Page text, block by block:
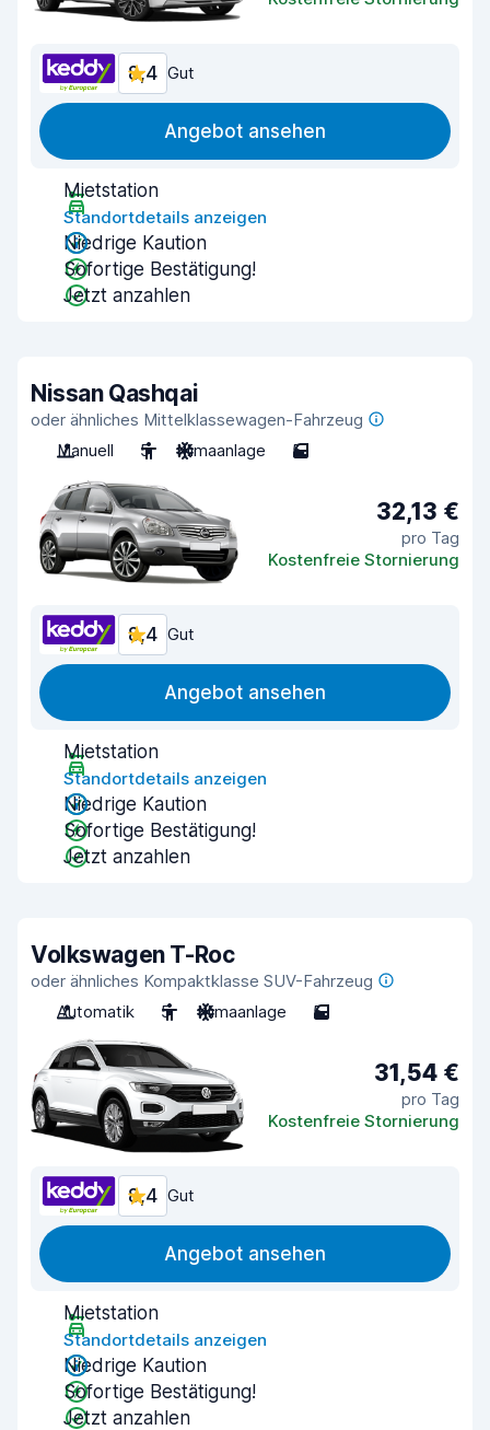
8,4 Gut
Angebot ansehen
Mietstation
Standortdetails anzeigen
Niedrige Kaution
Sofortige Bestätigung!
Jetzt anzahlen
Nissan Qashqai
oder ähnliches Mittelklassewagen-Fahrzeug
Manuell
5 Klimaanlage 5
32,13 €
pro Tag
Kostenfreie Stornierung
8,4 Gut
Angebot ansehen
Mietstation
Standortdetails anzeigen
Niedrige Kaution
Sofortige Bestätigung!
Jetzt anzahlen
Volkswagen T-Roc
oder ähnliches Kompaktklasse SUV-Fahrzeug
Automatik
5 Klimaanlage 5
31,54 €
pro Tag
Kostenfreie Stornierung
8,4 Gut
Angebot ansehen
Mietstation
Standortdetails anzeigen
Niedrige Kaution
Sofortige Bestätigung!
Jetzt anzahlen